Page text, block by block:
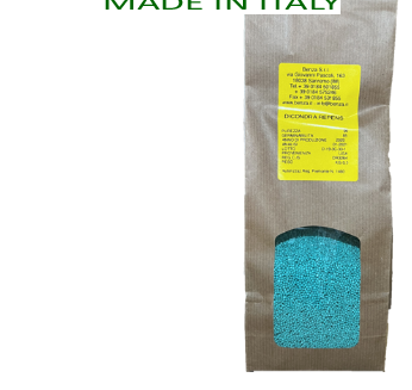
Arkema Ars
Felco
Mareva